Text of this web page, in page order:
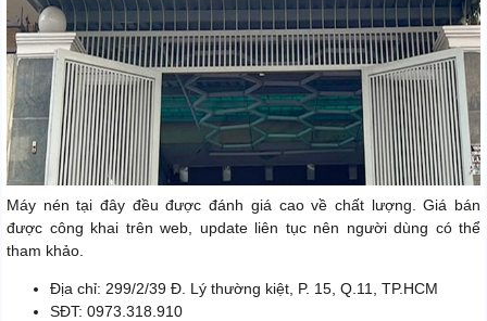
Máy nén tại đây đều được đánh giá cao về chất lượng. Giá bán
được công khai trên web, update liên tục nên người dùng có thể
tham khảo.
Địa chỉ: 299/2/39 Đ. Lý thường kiệt, P. 15, Q.11, TP.HCM
SĐT: 0973.318.910